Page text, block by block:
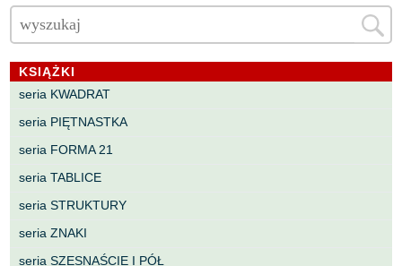
KSIĄŻKI
seria KWADRAT
seria PIĘTNASTKA
seria FORMA 21
seria TABLICE
seria STRUKTURY
seria ZNAKI
seria SZESNAŚCIE I PÓŁ